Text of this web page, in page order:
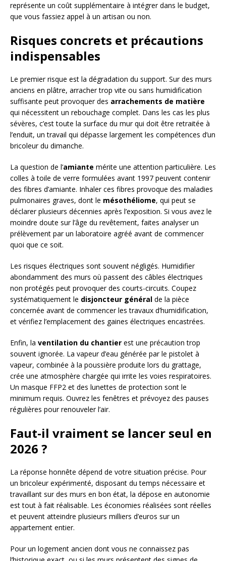
représente un coût supplémentaire à intégrer dans le budget,
que vous fassiez appel à un artisan ou non.
Risques concrets et précautions
indispensables
Le premier risque est la dégradation du support. Sur des murs
anciens en plâtre, arracher trop vite ou sans humidification
suffisante peut provoquer des arrachements de matière
qui nécessitent un rebouchage complet. Dans les cas les plus
sévères, c’est toute la surface du mur qui doit être retraitée à
l’enduit, un travail qui dépasse largement les compétences d’un
bricoleur du dimanche.
La question de l’amiante mérite une attention particulière. Les
colles à toile de verre formulées avant 1997 peuvent contenir
des fibres d’amiante. Inhaler ces fibres provoque des maladies
pulmonaires graves, dont le mésothéliome, qui peut se
déclarer plusieurs décennies après l’exposition. Si vous avez le
moindre doute sur l’âge du revêtement, faites analyser un
prélèvement par un laboratoire agréé avant de commencer
quoi que ce soit.
Les risques électriques sont souvent négligés. Humidifier
abondamment des murs où passent des câbles électriques
non protégés peut provoquer des courts-circuits. Coupez
systématiquement le disjoncteur général de la pièce
concernée avant de commencer les travaux d’humidification,
et vérifiez l’emplacement des gaines électriques encastrées.
Enfin, la ventilation du chantier est une précaution trop
souvent ignorée. La vapeur d’eau générée par le pistolet à
vapeur, combinée à la poussière produite lors du grattage,
crée une atmosphère chargée qui irrite les voies respiratoires.
Un masque FFP2 et des lunettes de protection sont le
minimum requis. Ouvrez les fenêtres et prévoyez des pauses
régulières pour renouveler l’air.
Faut-il vraiment se lancer seul en
2026 ?
La réponse honnête dépend de votre situation précise. Pour
un bricoleur expérimenté, disposant du temps nécessaire et
travaillant sur des murs en bon état, la dépose en autonomie
est tout à fait réalisable. Les économies réalisées sont réelles
et peuvent atteindre plusieurs milliers d’euros sur un
appartement entier.
Pour un logement ancien dont vous ne connaissez pas